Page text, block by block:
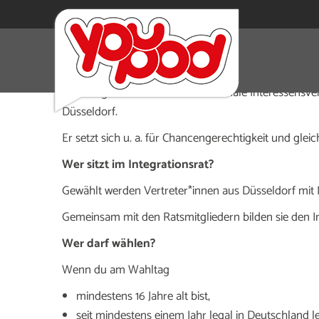
Hier zählt Vielfalt
Der Integrationsrat ist die kommunale
Düsseldorf.
Er setzt sich u. a. für Chancengerechtigkeit und
Wer sitzt im Integrationsrat?
Gewählt werden Vertreter*innen aus Düsseldorf
Gemeinsam mit den Ratsmitgliedern bilden sie den
Wer darf wählen?
Wenn du am Wahltag
mindestens 16 Jahre alt bist,